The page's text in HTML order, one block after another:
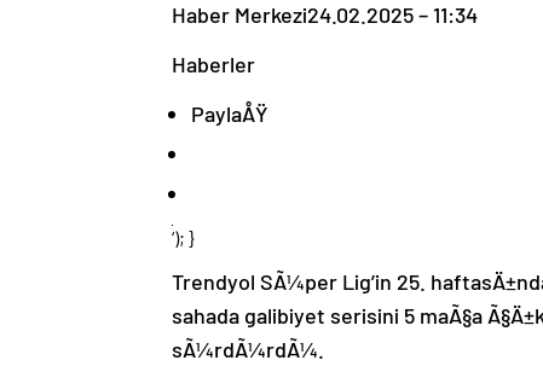
Haber Merkezi24.02.2025 – 11:34
Haberler
PaylaÅŸ
‘); }
Trendyol SÃ¼per Lig’in 25.
sahada galibiyet serisini 5 maÃ§a
sÃ¼rdÃ¼rdÃ¼.